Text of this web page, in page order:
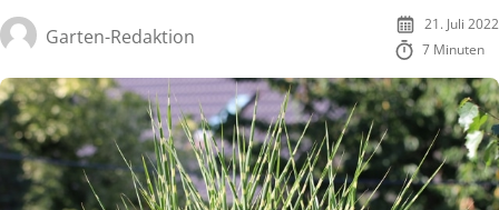
Garten-Redaktion
21. Juli 2022
7 Minuten